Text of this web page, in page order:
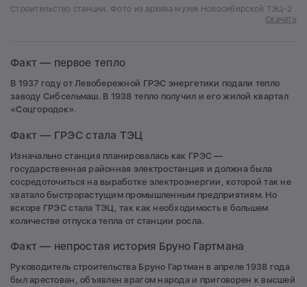
Строительство станции. Фото из архива музея Новосибирской ТЭЦ-2
Скачать
Факт — первое тепло
В 1937 году от Левобережной ГРЭС энергетики подали тепло
заводу Сибсельмаш. В 1938 тепло получил и его жилой квартал
«Соцгородок».
Факт — ГРЭС стала ТЭЦ
Изначально станция планировалась как ГРЭС —
государственная районная электростанция и должна была
сосредоточиться на выработке электроэнергии, которой так не
хватало быстрорастущим промышленным предприятиям. Но
вскоре ГРЭС стала ТЭЦ, так как необходимость в большем
количестве отпуска тепла от станции росла.
Факт — непростая история Бруно Гартмана
Руководитель строительства Бруно Гартман в апреле 1938 года
был арестован, объявлен врагом народа и приговорен к высшей